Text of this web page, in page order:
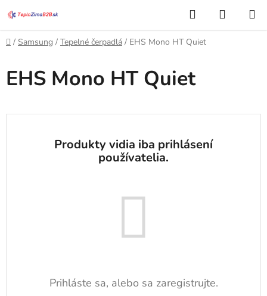
na
obsah
Hľadať
KOŠÍK
Domov
/ Samsung / Tepelné čerpadlá / EHS Mono HT Quiet
EHS Mono HT Quiet